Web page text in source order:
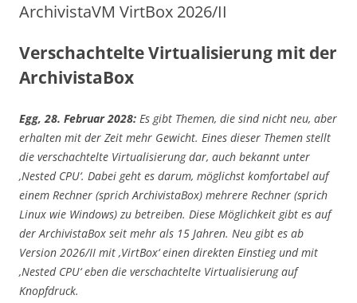
ArchivistaVM VirtBox 2026/II
Verschachtelte Virtualisierung mit der
ArchivistaBox
Egg, 28. Februar 2028: Es gibt Themen, die sind nicht neu, aber
erhalten mit der Zeit mehr Gewicht. Eines dieser Themen stellt
die verschachtelte Virtualisierung dar, auch bekannt unter
‚Nested CPU‘. Dabei geht es darum, möglichst komfortabel auf
einem Rechner (sprich ArchivistaBox) mehrere Rechner (sprich
Linux wie Windows) zu betreiben. Diese Möglichkeit gibt es auf
der ArchivistaBox seit mehr als 15 Jahren. Neu gibt es ab
Version 2026/II mit ‚VirtBox‘ einen direkten Einstieg und mit
‚Nested CPU‘ eben die verschachtelte Virtualisierung auf
Knopfdruck.